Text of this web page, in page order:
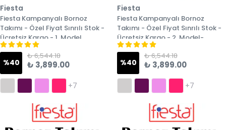
Fiesta
Fiesta Kampanyalı Bornoz
Takımı - Özel Fiyat Sınrılı Stok -
Ücretsiz Kargo - 1. Model
%40
₺ 6,544.18
₺ 3,899.00
+7
Fiesta
Fiesta Kampanyalı Bornoz
Takımı - Özel Fiyat Sınrılı Stok -
Ücretsiz Kargo - 2. Model-
%40
₺ 6,544.18
₺ 3,899.00
+7